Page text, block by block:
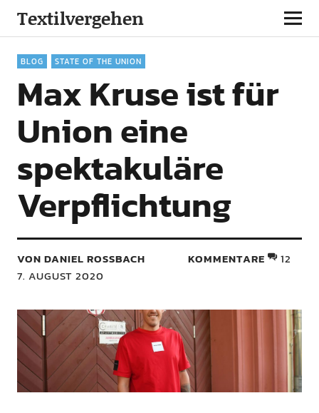
Textilvergehen
BLOG STATE OF THE UNION
Max Kruse ist für
Union eine
spektakuläre
Verpflichtung
VON DANIEL ROSSBACH
7. AUGUST 2020
KOMMENTARE 12